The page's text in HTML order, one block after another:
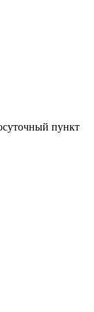
пункт